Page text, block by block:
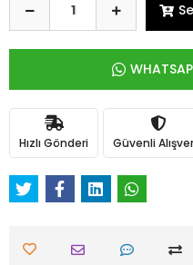
Hızlı Gönderi Güvenli